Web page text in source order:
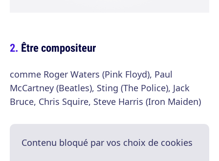
Être compositeur
comme Roger Waters (Pink Floyd), Paul
McCartney (Beatles), Sting (The Police), Jack
Bruce, Chris Squire, Steve Harris (Iron Maiden)
Contenu bloqué par vos choix de cookies